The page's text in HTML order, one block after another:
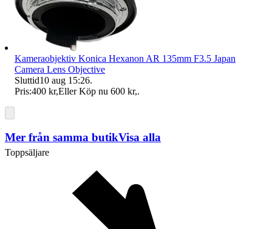
Toppsäljare
Kameraobjektiv Konica Hexanon AR 135mm F3.5 Japan
Camera Lens Objective
Sluttid10 aug 15:26.
Pris:400 kr,Eller Köp nu 600 kr,.
Mer från samma butikVisa alla